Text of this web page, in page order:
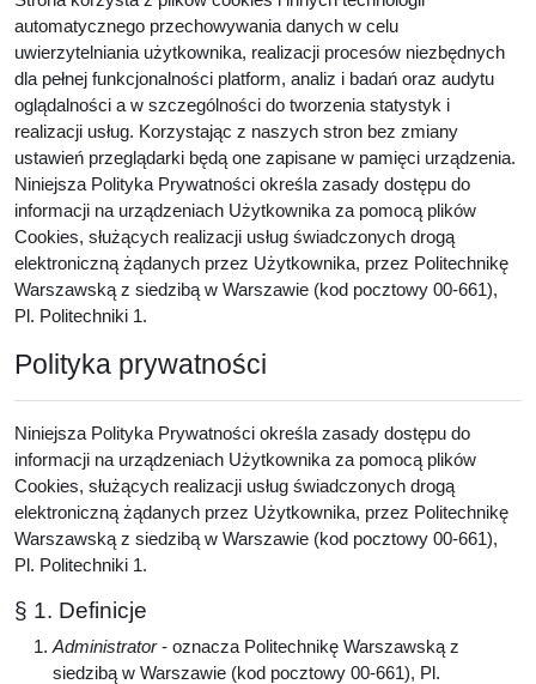
automatycznego przechowywania danych w celu
uwierzytelniania użytkownika, realizacji procesów niezbędnych
dla pełnej funkcjonalności platform, analiz i badań oraz audytu
oglądalności a w szczególności do tworzenia statystyk i
realizacji usług. Korzystając z naszych stron bez zmiany
ustawień przeglądarki będą one zapisane w pamięci urządzenia.
Niniejsza Polityka Prywatności określa zasady dostępu do
informacji na urządzeniach Użytkownika za pomocą plików
Cookies, służących realizacji usług świadczonych drogą
elektroniczną żądanych przez Użytkownika, przez Politechnikę
Warszawską z siedzibą w Warszawie (kod pocztowy 00-661),
Pl. Politechniki 1.
Polityka prywatności
Niniejsza Polityka Prywatności określa zasady dostępu do
informacji na urządzeniach Użytkownika za pomocą plików
Cookies, służących realizacji usług świadczonych drogą
elektroniczną żądanych przez Użytkownika, przez Politechnikę
Warszawską z siedzibą w Warszawie (kod pocztowy 00-661),
Pl. Politechniki 1.
§ 1. Definicje
Administrator- oznacza Politechnikę Warszawską z
siedzibą w Warszawie (kod pocztowy 00-661), Pl.